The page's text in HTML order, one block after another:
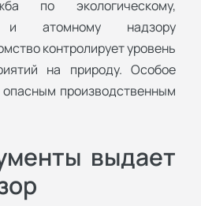
по экологическому,
и атомному надзору
контролирует уровень
на природу. Особое
производственным
выдает